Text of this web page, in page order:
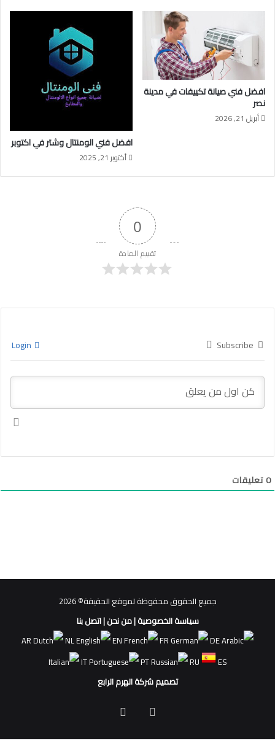
افضل فني صيانة تكييفات في مدينة
نصر
أبريل 21, 2026
افضل فني الومنتال وشتر في اكتوبر
أكتوبر 21, 2025
0
تقييم المادة
Subscribe
0تعليقات
جميع الحقوق محفوظة لموقع الحقيقة© 2026
سياسة الخصوصية|من نحن|اتصل بنا
AR
NL EN FR
DE
IT
PT RU
ES
تصميم شركة الهرم الرابع
فيسبوك
الموقع